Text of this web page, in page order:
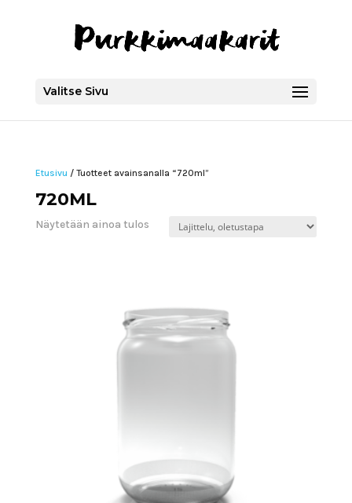
Valitse Sivu
Etusivu / Tuotteet avainsanalla “720ml”
720ML
Näytetään ainoa tulos